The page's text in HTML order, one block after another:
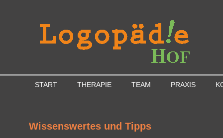
START THERAPIE TEAM PRAXIS
Wissenswertes und Tipps